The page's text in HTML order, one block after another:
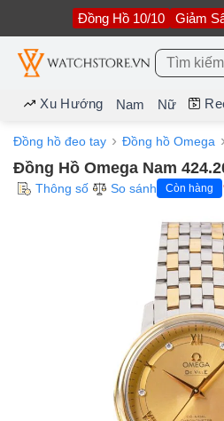
nội
dung
Đồng Hồ 10/10 Giảm
Tìm
kiếm:
Xu Hướng Nam Nữ
Đồng hồ đeo tay Đồng hồ Omega
Đồng Hồ Omega Nam
Thông số So sánh Còn hàng